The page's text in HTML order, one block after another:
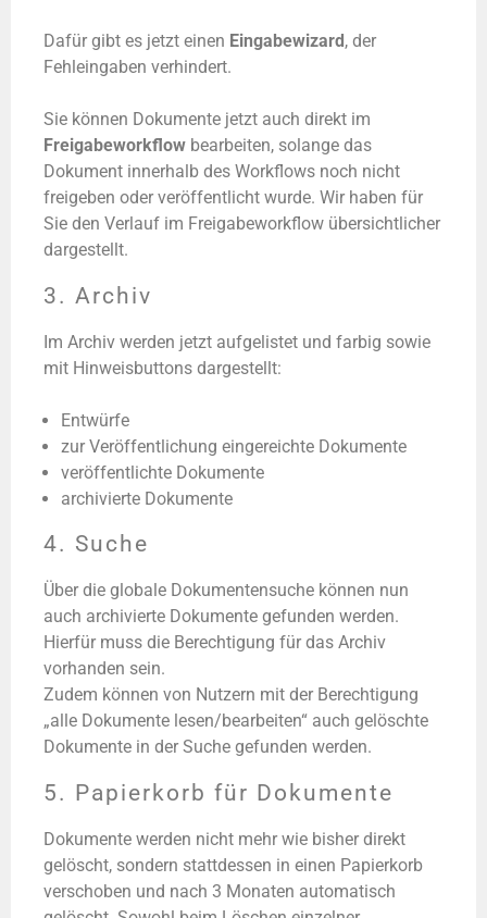
Dafür gibt es jetzt einen Eingabewizard , der
Fehleingaben verhindert.
Sie können Dokumente jetzt auch direkt im
Freigabeworkflow bearbeiten, solange das
Dokument innerhalb des Workflows noch nicht
freigeben oder veröffentlicht wurde. Wir haben für
Sie den Verlauf im Freigabeworkflow übersichtlicher
dargestellt.
3. Archiv
Im Archiv werden jetzt aufgelistet und farbig sowie
mit Hinweisbuttons dargestellt:
Entwürfe
zur Veröffentlichung eingereichte Dokumente
veröffentlichte Dokumente
archivierte Dokumente
4. Suche
Über die globale Dokumentensuche können nun
auch archivierte Dokumente gefunden werden.
Hierfür muss die Berechtigung für das Archiv
vorhanden sein.
Zudem können von Nutzern mit der Berechtigung
„alle Dokumente lesen/bearbeiten“ auch gelöschte
Dokumente in der Suche gefunden werden.
5. Papierkorb für Dokumente
Dokumente werden nicht mehr wie bisher direkt
gelöscht, sondern stattdessen in einen Papierkorb
verschoben und nach 3 Monaten automatisch